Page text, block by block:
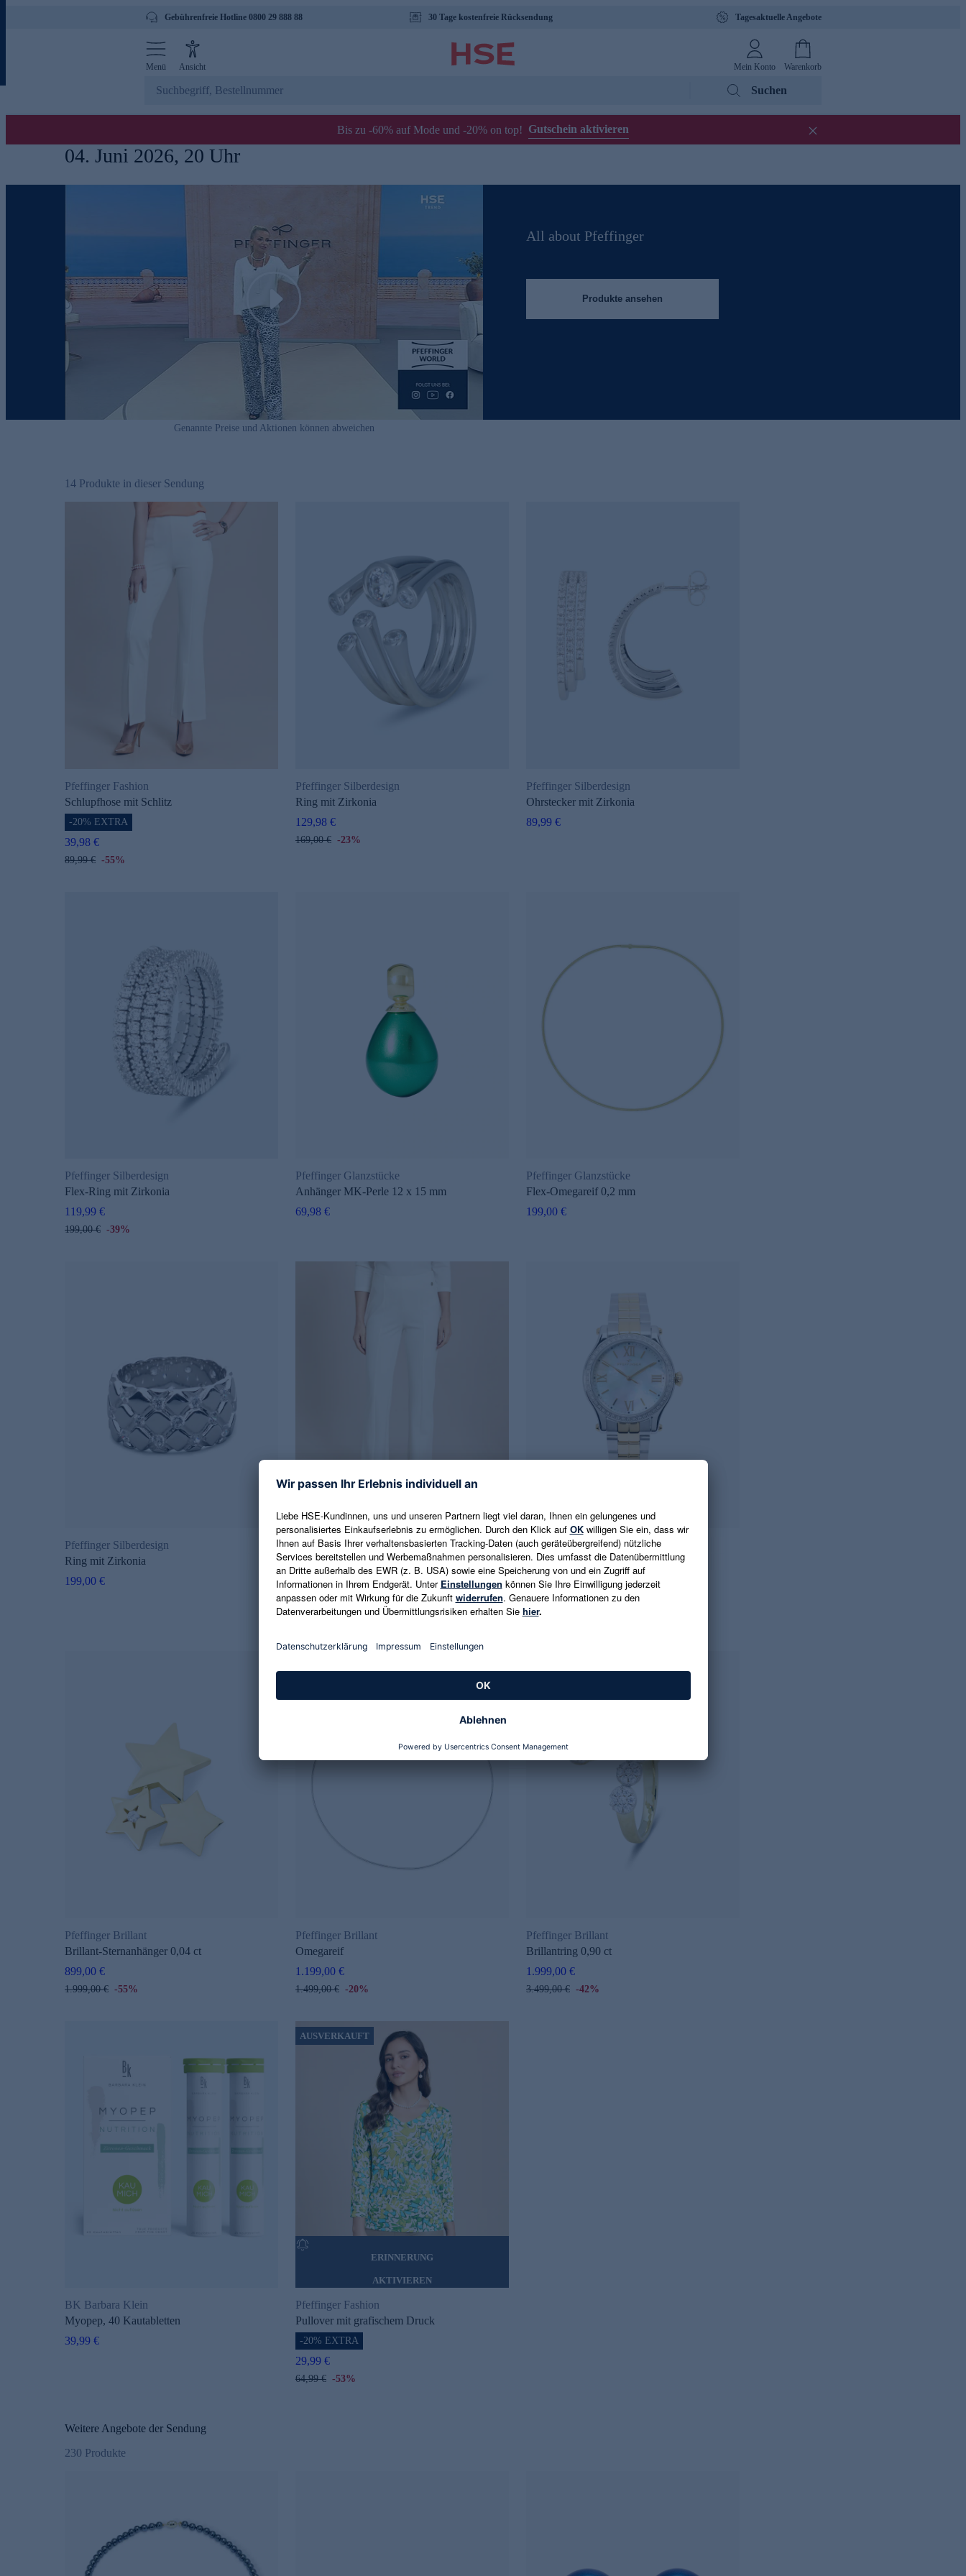
Gebührenfreie Hotline 0800 29 888 88 30 Tage kostenfreie Rücksendung Tagesaktuelle Angebote
Menü Ansicht Mein Konto Warenkorb
Suchen
Bis zu -60% auf Mode und -20% on top! Gutschein aktivieren
04. Juni 2026, 20 Uhr
Play
All about Pfeffinger
Produkte ansehen
Genannte Preise und Aktionen können abweichen
14 Produkte in dieser Sendung
Pfeffinger Fashion
Schlupfhose mit Schlitz
-20% EXTRA
39,98 €
89,99 € -55%
Pfeffinger Silberdesign
Ring mit Zirkonia
129,98 €
169,00 € -23%
Pfeffinger Silberdesign
Ohrstecker mit Zirkonia
89,99 €
Pfeffinger Silberdesign
Flex-Ring mit Zirkonia
119,99 €
199,00 € -39%
Pfeffinger Glanzstücke
Anhänger MK-Perle 12 x 15 mm
69,98 €
Pfeffinger Glanzstücke
Flex-Omegareif 0,2 mm
199,00 €
Pfeffinger Silberdesign
Ring mit Zirkonia
199,00 €
Pfeffinger Fashion
Hose mit leicht ausgestelltem Bein
-20% EXTRA
39,98 €
-55%
Pfeffinger Brillant
Brillantuhr ca. 0,27 ct
999,99 €
1.299,00 € -23%
Pfeffinger Brillant
Brillant-Sternanhänger 0,04 ct
899,00 €
1.999,00 € -55%
Pfeffinger Brillant
Omegareif
1.199,00 €
1.499,00 € -20%
Pfeffinger Brillant
Brillantring 0,90 ct
1.999,00 €
3.499,00 € -42%
BK Barbara Klein
Myopep, 40 Kautabletten
39,99 €
AUSVERKAUFT
ERINNERUNG
AKTIVIEREN
Pfeffinger Fashion
Pullover mit grafischem Druck
-20% EXTRA
29,99 €
64,99 € -53%
Weitere Angebote der Sendung
230 Produkte